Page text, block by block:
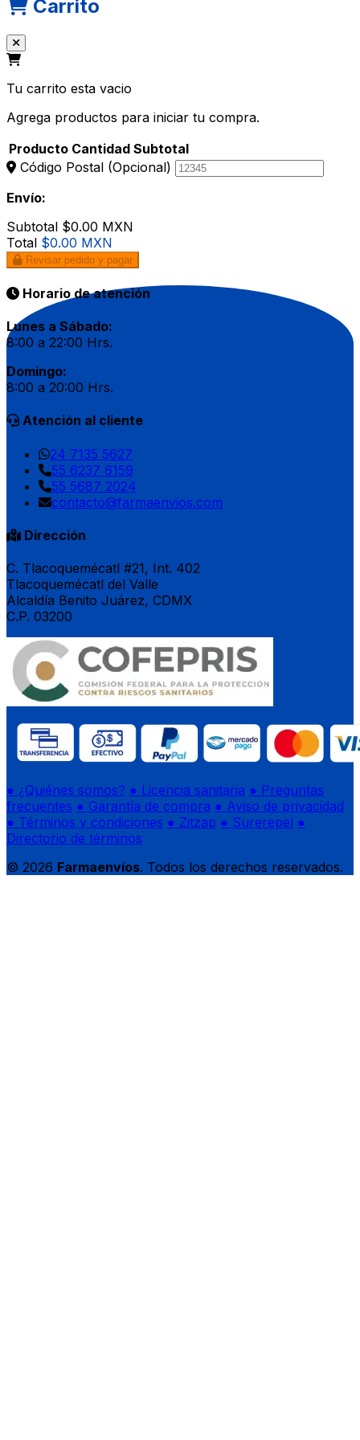
Carrito
Tu carrito esta vacio
Agrega productos para iniciar tu compra.
Producto Cantidad Subtotal
Código Postal (Opcional)
Envío:
Subtotal $0.00 MXN
Total $0.00 MXN
Revisar pedido y pagar
Horario de atención
Lunes a Sábado:
8:00 a 22:00 Hrs.
Domingo:
8:00 a 20:00 Hrs.
Atención al cliente
24 7135 5627
55 6237 6159
55 5687 2024
contacto@farmaenvios.com
Dirección
C. Tlacoquemécatl #21, Int. 402
Tlacoquemécatl del Valle
Alcaldía Benito Juárez, CDMX
C.P. 03200
● ¿Quiénes somos? ● Licencia sanitaria ● Preguntas
frecuentes ● Garantía de compra ● Aviso de privacidad
● Términos y condiciones ● Zitzap ● Surerepel ●
Directorio de términos
© 2026 Farmaenvíos. Todos los derechos reservados.